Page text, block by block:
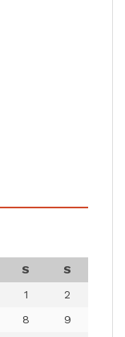
S
S
1
2
8
9